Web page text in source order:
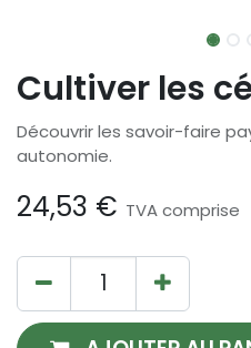
Cultiver les
Découvrir les savoir-faire
autonomie.
24,53 € TVA comprise